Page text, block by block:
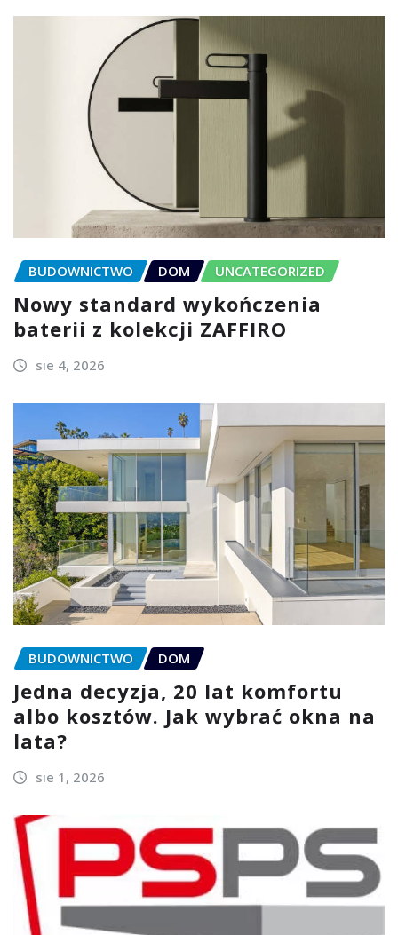
BUDOWNICTWO DOM UNCATEGORIZED
Nowy standard wykończenia
baterii z kolekcji ZAFFIRO
sie 4, 2026
BUDOWNICTWO DOM
Jedna decyzja, 20 lat komfortu
albo kosztów. Jak wybrać okna na
lata?
sie 1, 2026